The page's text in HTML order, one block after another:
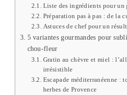
Liste des ingrédients pour un
Préparation pas à pas : de la
Astuces de chef pour un
5 variantes gourmandes pour
chou-fleur
Gratin au chèvre et miel :
irrésistible
Escapade méditerranéenne :
herbes de Provence